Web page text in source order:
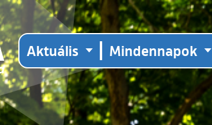
Aktuális Mindennapok